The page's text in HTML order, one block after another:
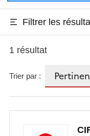
Filtrer les
1 résultat
Trier par :